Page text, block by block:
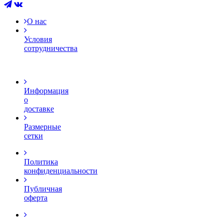
О нас
Условия
сотрудничества
Информация
о
доставке
Размерные
сетки
Политика
конфиденциальности
Публичная
оферта